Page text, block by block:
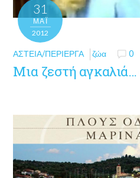
31
ΜΑΪ́
2012
ΑΣΤΕΊΑ/ΠΕΡΊΕΡΓΑ ζώα 0
Μια ζεστή αγκαλιά…